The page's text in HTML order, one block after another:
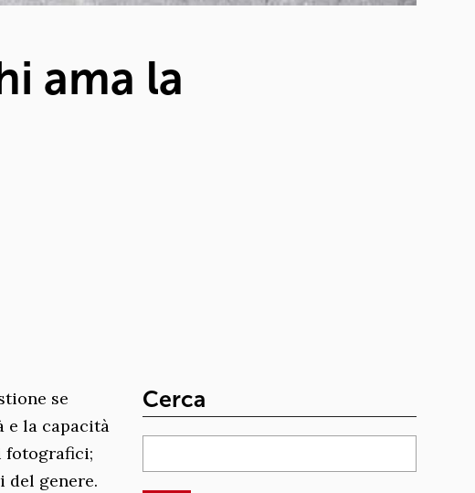
ama la
se
e la capacità
fotografici;
del genere.
Cerca